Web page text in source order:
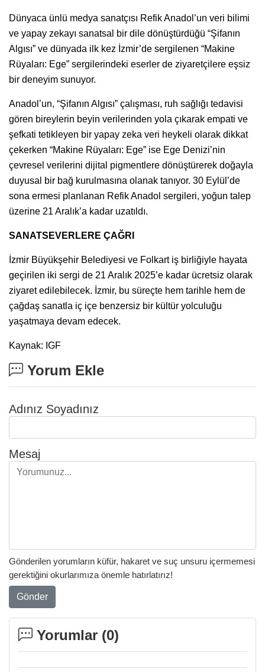
Dünyaca ünlü medya sanatçısı Refik Anadol’un veri bilimi
ve yapay zekayı sanatsal bir dile dönüştürdüğü “Şifanın
Algısı” ve dünyada ilk kez İzmir’de sergilenen “Makine
Rüyaları: Ege” sergilerindeki eserler de ziyaretçilere eşsiz
bir deneyim sunuyor.
Anadol’un, “Şifanın Algısı” çalışması, ruh sağlığı tedavisi
gören bireylerin beyin verilerinden yola çıkarak empati ve
şefkati tetikleyen bir yapay zeka veri heykeli olarak dikkat
çekerken “Makine Rüyaları: Ege” ise Ege Denizi’nin
çevresel verilerini dijital pigmentlere dönüştürerek doğayla
duyusal bir bağ kurulmasına olanak tanıyor. 30 Eylül’de
sona ermesi planlanan Refik Anadol sergileri, yoğun talep
üzerine 21 Aralık’a kadar uzatıldı.
SANATSEVERLERE ÇAĞRI
İzmir Büyükşehir Belediyesi ve Folkart iş birliğiyle hayata
geçirilen iki sergi de 21 Aralık 2025’e kadar ücretsiz olarak
ziyaret edilebilecek. İzmir, bu süreçte hem tarihle hem de
çağdaş sanatla iç içe benzersiz bir kültür yolculuğu
yaşatmaya devam edecek.
Kaynak: IGF
Yorum Ekle
Adınız Soyadınız
Mesaj
Gönderilen yorumların küfür, hakaret ve suç unsuru içermemesi
gerektiğini okurlarımıza önemle hatırlatırız!
Gönder
Yorumlar (0)